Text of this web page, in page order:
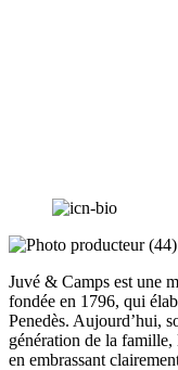
Juvé & Camps est une
fondée en 1796, qui
Penedès. Aujourd’hui,
génération de la famille,
en embrassant